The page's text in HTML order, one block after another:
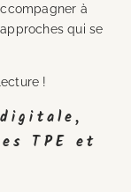
à
qui se
!
TPE et